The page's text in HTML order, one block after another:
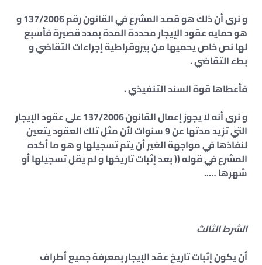
و نرى أن ذلك هو قصد المشرع في القانون رقم 137/2006 و
هو حمايه عقود الإيجار محددة المدة بمدد قصيرة فأسبع
لها نص خاص يحميها من بيروقراطية إجراءات التقاضي و
بطء التقاضي .
فأعطاها قوة السند التنفيذي .
و نرى أنه لا يجوز إعمال القانون 137/2006 على عقود الإيجار
التي تزيد مدتها عن 9 سنوات لأن مثل تلك العقود يتعين
لنفاذها في مواجهة الغير أن يتم تسجيلها و هو ما أكده
المشرع في قوله (( بعد إثبات تاريخها و لم يقل تسجيلها أو
شهرها …..
الشرط الثالث
أن يكون إثبات تاريخ عقد الإيجار بمعرفة جميع أطراف